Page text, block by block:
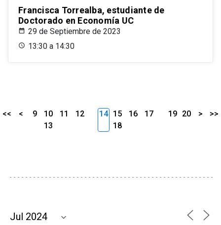
Francisca Torrealba, estudiante de
Doctorado en Economía UC
29 de Septiembre de 2023
13:30 a 14:30
<< < 9 10 11
12
13
14 15 16
17
18
19 20 > >>